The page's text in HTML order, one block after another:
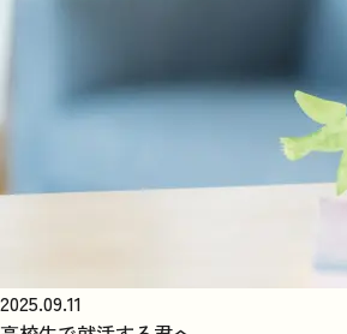
2025.09.11